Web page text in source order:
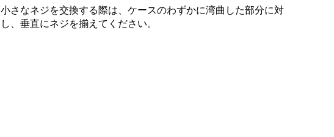
小さなネジを交換する際は、ケースのわずかに湾曲した部分に対
し、垂直にネジを揃えてください。